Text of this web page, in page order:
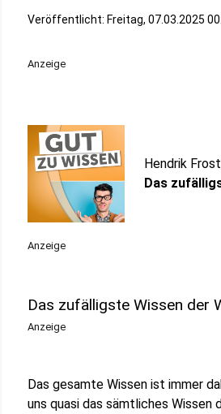
Veröffentlicht: Freitag, 07.03.2025
Anzeige
Hendrik Frost
Das
Anzeige
Das zufälligste Wissen der
Anzeige
Das gesamte Wissen ist immer
uns quasi das sämtliches